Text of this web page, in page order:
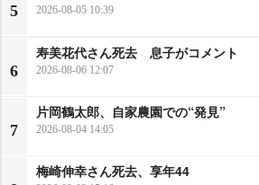
5 2026-08-05 10:39
6
寿美花代さん死去 息子がコメント
2026-08-06 12:07
7
片岡鶴太郎、自家農園での“発見”
2026-08-04 14:05
梅崎伸幸さん死去、享年44